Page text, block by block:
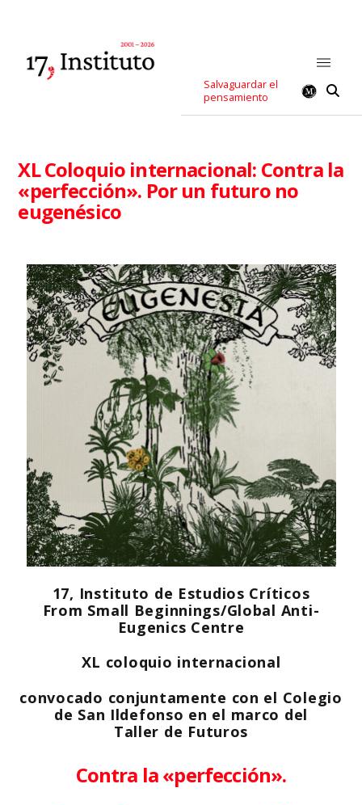
Salvaguardar el
pensamiento
XL Coloquio internacional: Contra la
«perfección». Por un futuro no
eugenésico
17, Instituto de Estudios Críticos
From Small Beginnings/Global Anti-
Eugenics Centre
XL coloquio internacional
convocado conjuntamente con el Colegio
de San Ildefonso en el marco del
Taller de Futuros
Contra la «perfección».